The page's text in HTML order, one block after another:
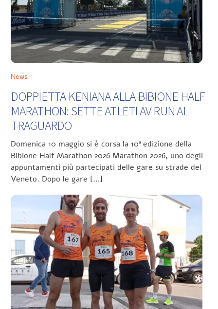
News
DOPPIETTA KENIANA ALLA BIBIONE HALF
MARATHON: SETTE ATLETI AV RUN AL
TRAGUARDO
Domenica 10 maggio si è corsa la 10ª edizione della
Bibione Half Marathon 2026 Marathon 2026, uno degli
appuntamenti più partecipati delle gare su strade del
Veneto. Dopo le gare […]